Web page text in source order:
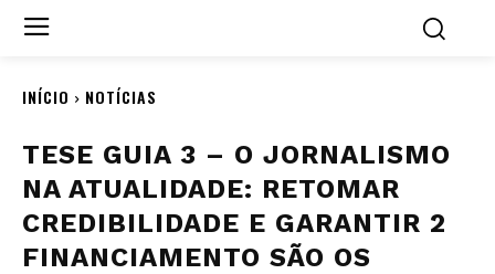
INÍCIO NOTÍCIAS
TESE GUIA 3 – O JORNALISMO
NA ATUALIDADE: RETOMAR
CREDIBILIDADE E GARANTIR 2
FINANCIAMENTO SÃO OS